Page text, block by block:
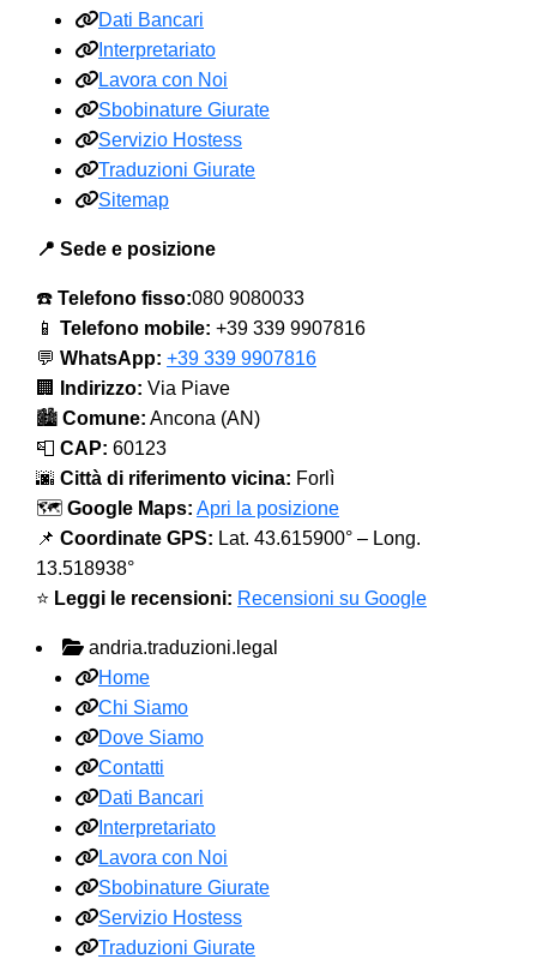
Dati Bancari
Interpretariato
Lavora con Noi
Sbobinature Giurate
Servizio Hostess
Traduzioni Giurate
Sitemap
📍 Sede e posizione
☎️ Telefono fisso:080 9080033
📱 Telefono mobile: +39 339 9907816
💬 WhatsApp: +39 339 9907816
🏢
Indirizzo: Via Piave
🏙️ Comune: Ancona (AN)
📮 CAP: 60123
🌆 Città di riferimento vicina: Forlì
🗺️ Google Maps: Apri la posizione
📌 Coordinate GPS: Lat. 43.615900° – Long.
13.518938°
⭐ Leggi le recensioni: Recensioni su Google
andria.traduzioni.legal
Home
Chi Siamo
Dove Siamo
Contatti
Dati Bancari
Interpretariato
Lavora con Noi
Sbobinature Giurate
Servizio Hostess
Traduzioni Giurate